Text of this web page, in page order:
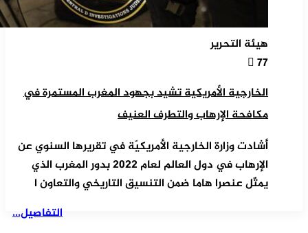
هيئة التحرير
77
الخارجية الأمريكية تشيد بجهود المغرب المستمرة في
مكافحة الإرهاب والتطرف العنيف
أشادت وزارة الخارجية الأمريكيّة في تقريرها السنوي عن
الإرهاب في دول العالم لعام 2022 بدور المغرب الذي
يمثّل عنصرا هاما ضمن التنسيق التاريخي والتعاون ا
التفاصيل...